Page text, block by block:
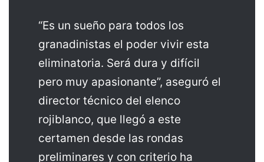
“Es un sueño para todos los
granadinistas el poder vivir esta
eliminatoria. Será dura y difícil
pero muy apasionante”, aseguró el
director técnico del elenco
rojiblanco, que llegó a este
certamen desde las rondas
preliminares y con criterio ha